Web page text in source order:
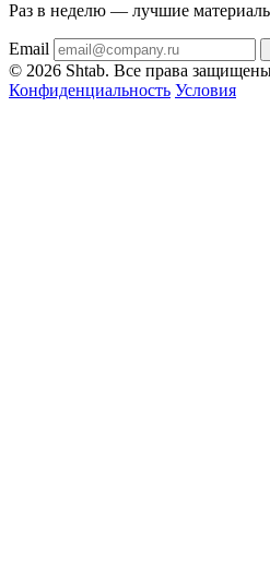
Раз в неделю — лучшие
Email
© 2026 Shtab. Все права
Конфиденциальность Условия